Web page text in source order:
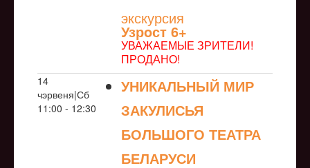
экскурсия
Узрoст 6+
УВАЖАЕМЫЕ ЗРИТЕЛИ!
ПРОДАНО!
14
чэрвеня|Сб
11:00 - 12:30
УНИКАЛЬНЫЙ МИР
ЗАКУЛИСЬЯ
БОЛЬШОГО ТЕАТРА
БЕЛАРУСИ